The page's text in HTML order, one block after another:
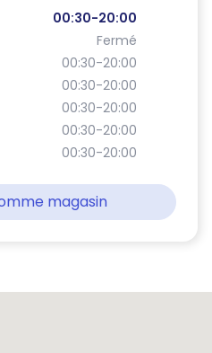
00:30-20:00
Fermé
00:30-20:00
00:30-20:00
00:30-20:00
00:30-20:00
00:30-20:00
magasin